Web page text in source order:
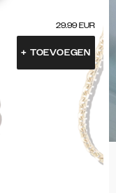
29.99 EUR
+ TOEVOEGEN